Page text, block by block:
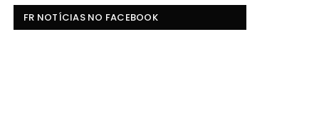
FR NOTÍCIAS NO FACEBOOK